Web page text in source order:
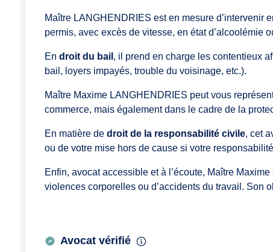
Maître LANGHENDRIES est en mesure d’intervenir
permis, avec excès de vitesse, en état d’alcoolémie
En droit du bail , il prend en charge les contentieux
bail, loyers impayés, trouble du voisinage, etc.).
Maître Maxime LANGHENDRIES peut vous
commerce, mais également dans le cadre de la
En matière de droit de la responsabilité civile, cet
ou de votre mise hors de cause si votre
Enfin, avocat accessible et à l’écoute, Maître
violences corporelles ou d’accidents du travail. Son
Avocat vérifié